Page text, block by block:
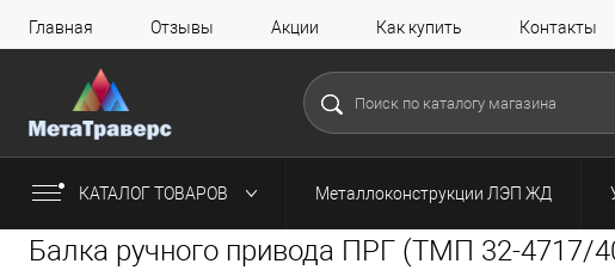
Главная Отзывы Акции Как купить Контакты
КАТАЛОГ ТОВАРОВ Металлоконструкции ЛЭП ЖД
Балка ручного привода ПРГ (ТМП 32-4717/